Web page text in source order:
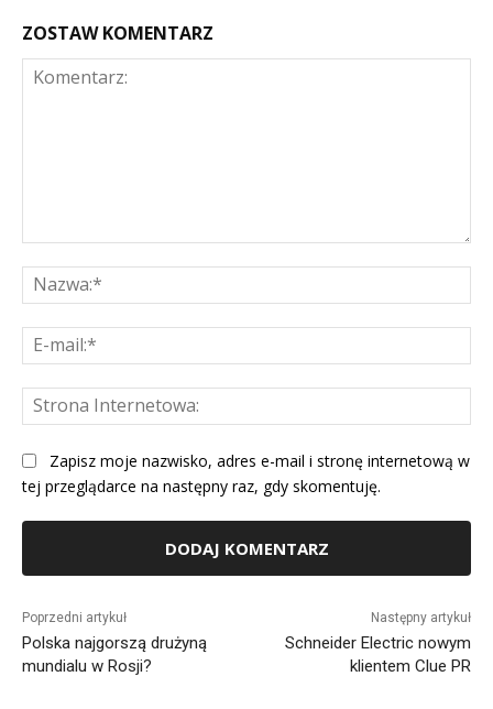
ZOSTAW KOMENTARZ
Zapisz moje nazwisko, adres e-mail i stronę internetową w
tej przeglądarce na następny raz, gdy skomentuję.
Poprzedni artykuł
Polska najgorszą drużyną
mundialu w Rosji?
Następny artykuł
Schneider Electric nowym
klientem Clue PR